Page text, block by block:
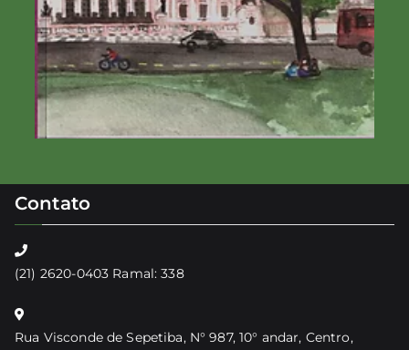
Contato
(21) 2620-0403 Ramal: 338
Rua Visconde de Sepetiba, N° 987, 10° andar, Centro,